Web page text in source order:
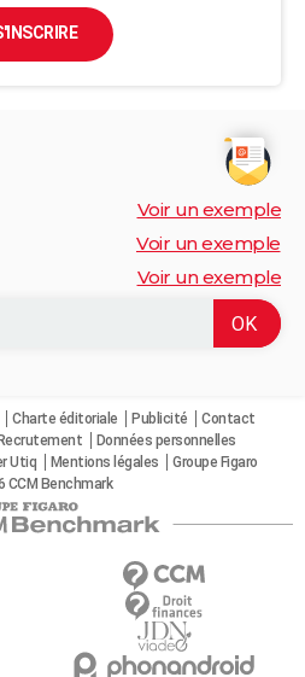
Voir un exemple
Voir un exemple
Voir un exemple
Charte éditoriale Publicité
Contact
Recrutement
Données personnelles
Utiq Mentions légales
Groupe Figaro
CCM Benchmark